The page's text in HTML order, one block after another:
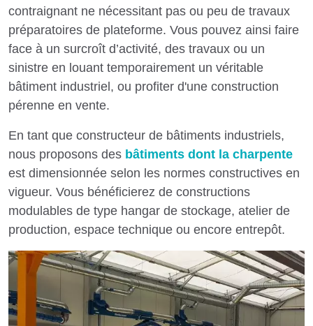
contraignant ne nécessitant pas ou peu de travaux
préparatoires de plateforme. Vous pouvez ainsi faire
face à un surcroît d’activité, des travaux ou un
sinistre en louant temporairement un véritable
bâtiment industriel, ou profiter d'une construction
pérenne en vente.
En tant que constructeur de bâtiments industriels,
nous proposons des bâtiments dont la charpente
est dimensionnée selon les normes constructives en
vigueur. Vous bénéficierez de constructions
modulables de type hangar de stockage, atelier de
production, espace technique ou encore entrepôt.